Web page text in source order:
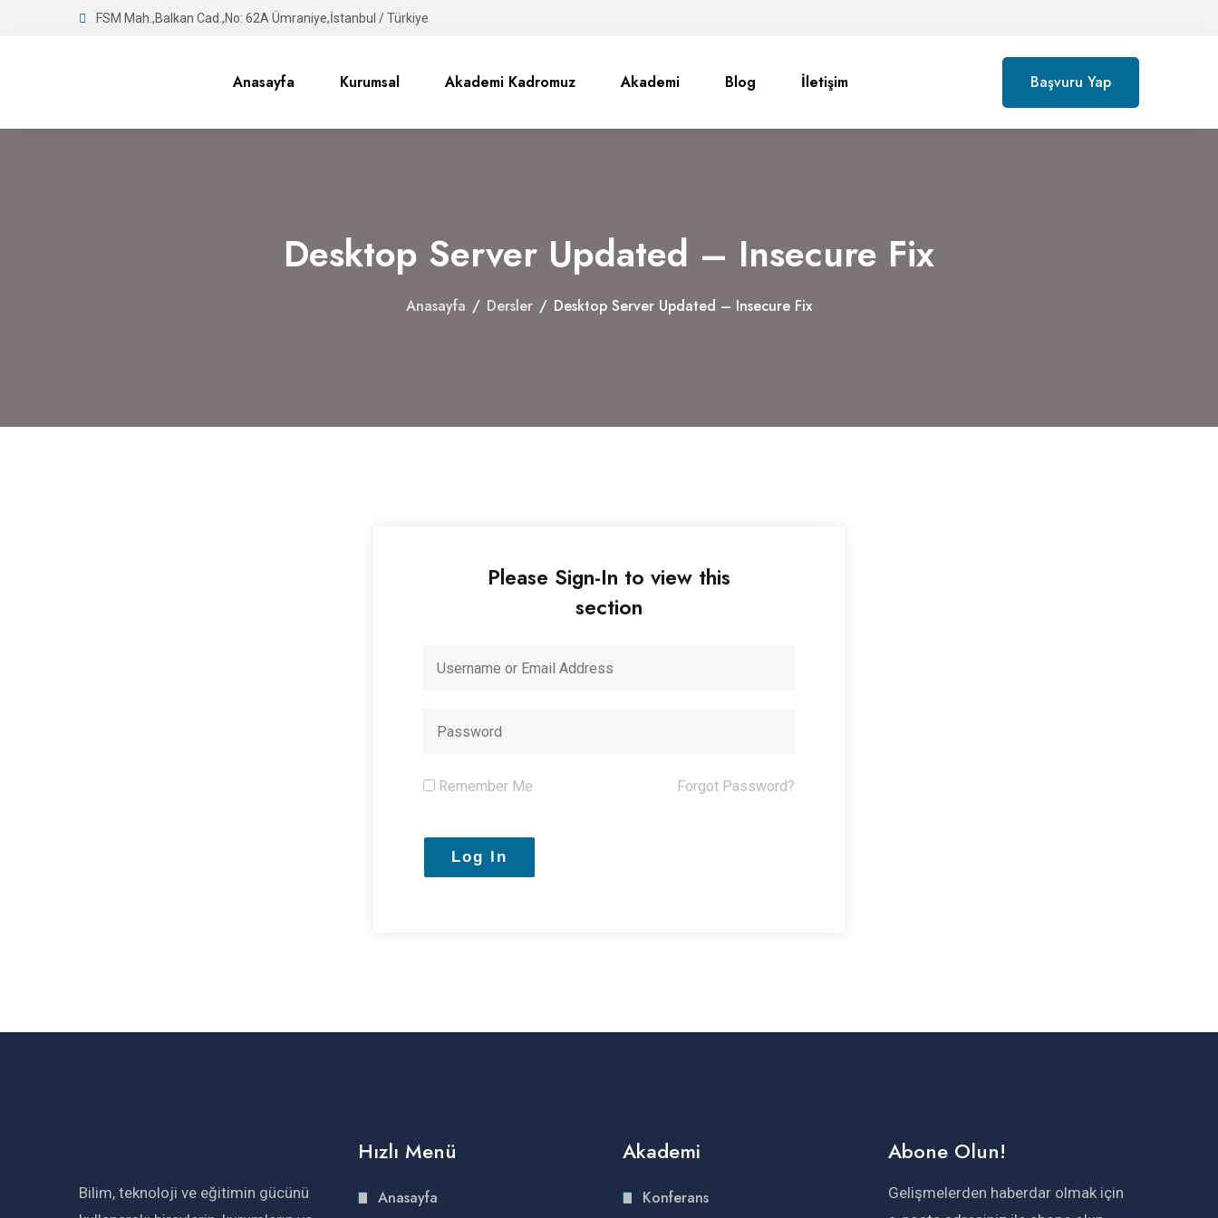
FSM Mah.,Balkan Cad.,No: 62A Ümraniye,İstanbul / Türkiye
Anasayfa Kurumsal Akademi Kadromuz Akademi Blog İletişim Başvuru Yap
Desktop Server Updated – Insecure Fix
Anasayfa / Dersler / Desktop Server Updated – Insecure Fix
Please Sign-In to view this
section
Remember Me Forgot Password?
Bilim, teknoloji ve eğitimin gücünü
Hızlı Menü
Anasayfa
Akademi
Konferans
Abone Olun!
Gelişmelerden haberdar olmak için